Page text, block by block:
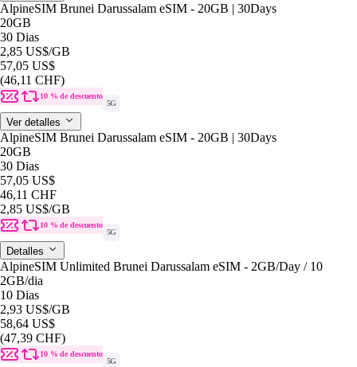
AlpineSIM Brunei Darussalam eSIM - 20GB | 30Days
20GB
30 Dias
2,85 US$/GB
57,05 US$
(46,11 CHF)
10 % de descuento
5G
Ver detalles
AlpineSIM Brunei Darussalam eSIM - 20GB | 30Days
20GB
30 Dias
57,05 US$
46,11 CHF
2,85 US$/GB
10 % de descuento
5G
Detalles
AlpineSIM Unlimited Brunei Darussalam eSIM - 2GB/Day / 10
2GB/dia
10 Dias
2,93 US$/GB
58,64 US$
(47,39 CHF)
10 % de descuento
5G